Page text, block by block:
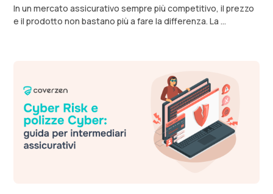
In un mercato assicurativo sempre più competitivo, il prezzo
e il prodotto non bastano più a fare la differenza. La